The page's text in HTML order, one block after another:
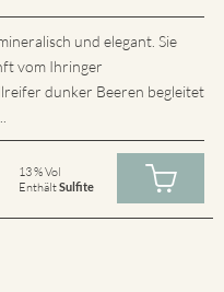
und elegant. Sie
vom Ihringer
dunker Beeren begleitet
13 % Vol
EnthältSulfite